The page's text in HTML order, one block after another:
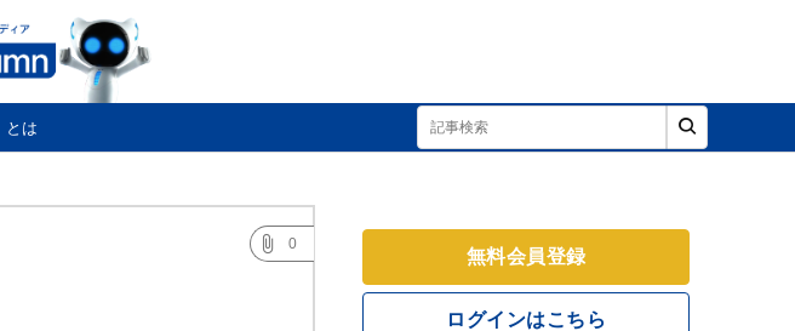
とは
0
無料会員登録
ログインはこちら